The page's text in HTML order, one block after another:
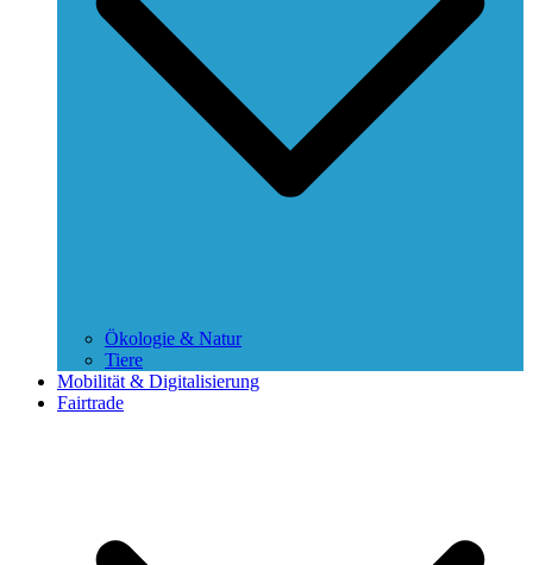
Ökologie & Natur
Tiere
Mobilität & Digitalisierung
Fairtrade